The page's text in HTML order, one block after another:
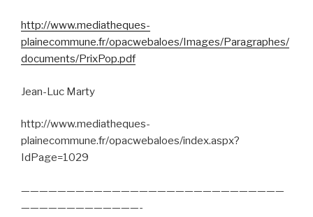
http://www.mediatheques-
plainecommune.fr/opacwebaloes/Images/Paragraphes/
documents/PrixPop.pdf
Jean-Luc Marty
http://www.mediatheques-
plainecommune.fr/opacwebaloes/index.aspx?
IdPage=1029
—————————————————————————————
—————————————-